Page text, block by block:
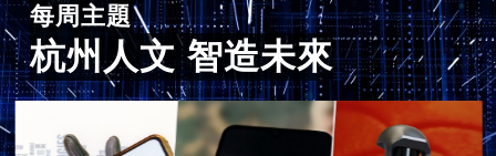
每周主題
杭州人文 智造未來